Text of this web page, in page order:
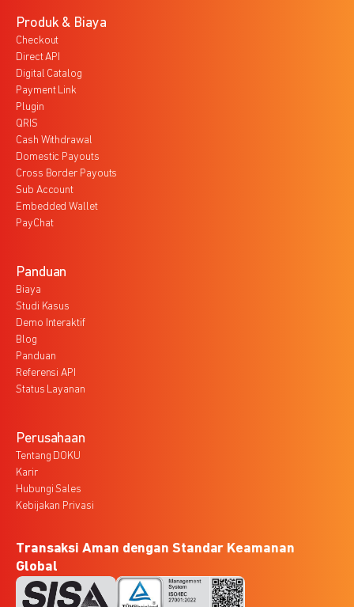
Produk & Biaya
Checkout
Direct API
Digital Catalog
Payment Link
Plugin
QRIS
Cash Withdrawal
Domestic Payouts
Cross Border Payouts
Sub Account
Embedded Wallet
PayChat
Panduan
Biaya
Studi Kasus
Demo Interaktif
Blog
Panduan
Referensi API
Status Layanan
Perusahaan
Tentang DOKU
Karir
Hubungi Sales
Kebijakan Privasi
Transaksi Aman dengan Standar Keamanan
Global